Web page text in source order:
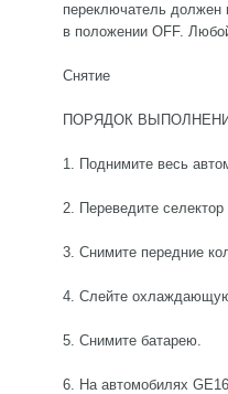
переключатель должен
в положении OFF.
Снятие
ПОРЯДОК
1. Поднимите весь
2. Переведите
3. Снимите передние
4. Слейте охлаждающую
5. Снимите батарею.
6. На автомобилях